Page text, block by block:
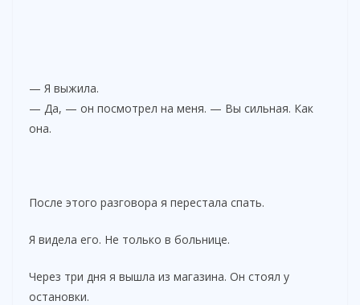
— Я выжила.
— Да, — он посмотрел на меня. — Вы сильная. Как
она.
После этого разговора я перестала спать.
Я видела его. Не только в больнице.
Через три дня я вышла из магазина. Он стоял у
остановки.